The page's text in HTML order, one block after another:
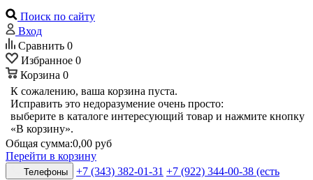
Поиск по сайту
Вход
Сравнить 0
Избранное 0
Корзина 0
К сожалению, ваша корзина пуста.
Исправить это недоразумение очень просто:
выберите в каталоге интересующий товар и нажмите кнопку
«В корзину».
Общая сумма:0,00 руб
Перейти в корзину
Телефоны +7 (343) 382-01-31 +7 (922) 344-00-38 (есть